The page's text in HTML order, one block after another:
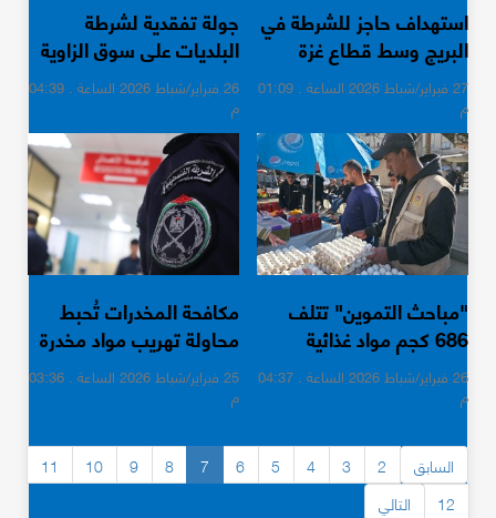
استهداف حاجز للشرطة في
البريج وسط قطاع غزة
27 فبراير/شباط 2026 الساعة . 01:09
م
جولة تفقدية لشرطة
البلديات على سوق الزاوية
وميدان فلسطين 26 فبراير/شباط 2026 الساعة . 04:39
م
"مباحث التموين" تتلف
686 كجم مواد غذائية
فاسدة 26 فبراير/شباط 2026 الساعة . 04:37
م
مكافحة المخدرات تُحبط
محاولة تهريب مواد مخدرة
برفح 25 فبراير/شباط 2026 الساعة . 03:36
م
السابق 2
3
4
5
6
7
8
9
10
11
12
التالي